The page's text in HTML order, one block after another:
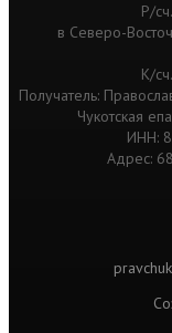
Р/
в Северо-
К/
Получатель:
Чукотская
ИНН:
Адрес: